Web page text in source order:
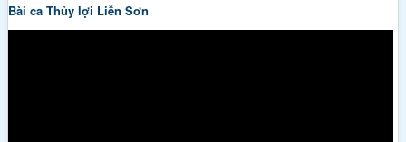
Bài ca Thủy lợi Liễn Sơn